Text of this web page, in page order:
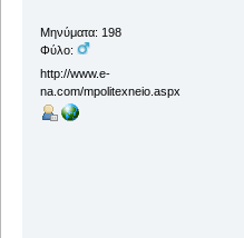
Μηνύματα: 198
Φύλο:
http://www.e-
na.com/mpolitexneio.aspx